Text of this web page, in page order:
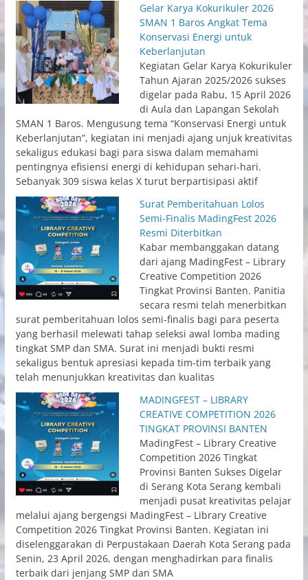
Gelar Karya Kokurikuler 2026
SMAN 1 Baros Angkat Tema
Konservasi Energi untuk
Keberlanjutan
Kegiatan Gelar Karya Kokurikuler
Tahun Ajaran 2025/2026 sukses
digelar pada Rabu, 15 April 2026
di Aula dan Lapangan Sekolah
SMAN 1 Baros. Mengusung tema “Konservasi Energi untuk
Keberlanjutan”, kegiatan ini menjadi ajang unjuk kreativitas
sekaligus edukasi bagi para siswa dalam memahami
pentingnya efisiensi energi di kehidupan sehari-hari.
Sebanyak 309 siswa kelas X turut berpartisipasi aktif
Surat Pemberitahuan Lolos
Semi-Finalis MadingFest 2026
Resmi Diterbitkan
Kabar membanggakan datang
dari ajang MadingFest – Library
Creative Competition 2026
Tingkat Provinsi Banten. Panitia
secara resmi telah menerbitkan
surat pemberitahuan lolos semi-finalis bagi para peserta
yang berhasil melewati tahap seleksi awal lomba mading
tingkat SMP dan SMA. Surat ini menjadi bukti resmi
sekaligus bentuk apresiasi kepada tim-tim terbaik yang
telah menunjukkan kreativitas dan kualitas
MADINGFEST – LIBRARY
CREATIVE COMPETITION 2026
TINGKAT PROVINSI BANTEN
MadingFest – Library Creative
Competition 2026 Tingkat
Provinsi Banten Sukses Digelar
di Serang Kota Serang kembali
menjadi pusat kreativitas pelajar
melalui ajang bergengsi MadingFest – Library Creative
Competition 2026 Tingkat Provinsi Banten. Kegiatan ini
diselenggarakan di Perpustakaan Daerah Kota Serang pada
Senin, 23 April 2026, dengan menghadirkan para finalis
terbaik dari jenjang SMP dan SMA